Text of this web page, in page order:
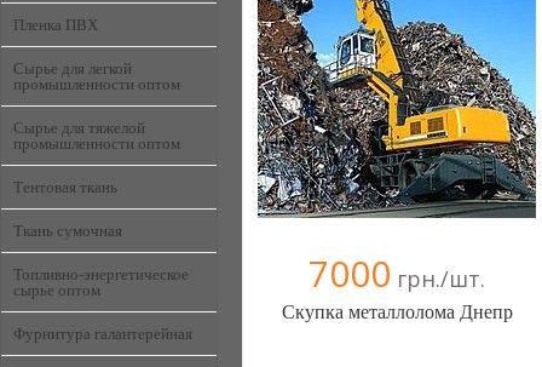
Пленка ПВХ
Сырье для легкой
промышленности оптом
Сырье для тяжелой
промышленности оптом
Тентовая ткань
Ткань сумочная
Топливно-энергетическое
сырье оптом
Фурнитура галантерейная
7000 грн./шт.
Скупка металлолома Днепр